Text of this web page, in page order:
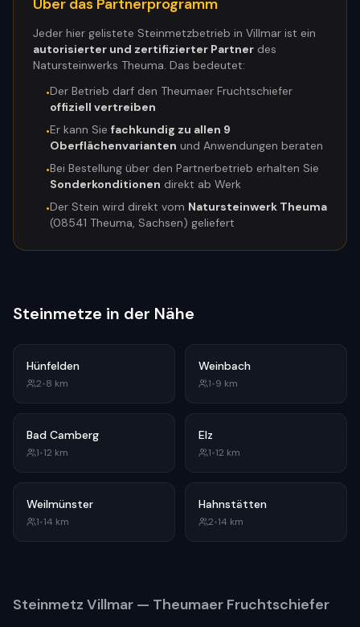
Über das Partnerprogramm
Jeder hier gelistete Steinmetzbetrieb in Villmar ist ein
autorisierter und zertifizierter Partner des
Natursteinwerks Theuma. Das bedeutet:
•Der Betrieb darf den Theumaer Fruchtschiefer
offiziell vertreiben
•Er kann Sie fachkundig zu allen 9
Oberflächenvarianten und Anwendungen beraten
•Bei Bestellung über den Partnerbetrieb erhalten Sie
Sonderkonditionen direkt ab Werk
•Der Stein wird direkt vom Natursteinwerk Theuma
(08541 Theuma, Sachsen) geliefert
Steinmetze in der Nähe
Hünfelden
2•8 km
Weinbach
1•9 km
Bad Camberg
1•12 km
Elz
1•12 km
Weilmünster
1•14 km
Hahnstätten
2•14 km
Steinmetz Villmar — Theumaer Fruchtschiefer